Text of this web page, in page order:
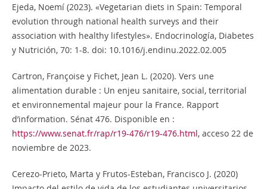
Ejeda, Noemí (2023). «Vegetarian diets in Spain: Temporal
evolution through national health surveys and their
association with healthy lifestyles». Endocrinología, Diabetes
y Nutrición, 70: 1-8. doi: 10.1016/j.endinu.2022.02.005
Cartron, Françoise y Fichet, Jean L. (2020). Vers une
alimentation durable : Un enjeu sanitaire, social, territorial
et environnemental majeur pour la France. Rapport
d’information. Sénat 476. Disponible en :
https://www.senat.fr/rap/r19-476/r19-476.html, acceso 22 de
noviembre de 2023.
Cerezo-Prieto, Marta y Frutos-Esteban, Francisco J. (2020)